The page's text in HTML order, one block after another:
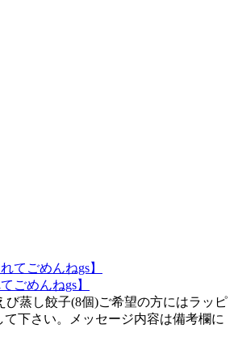
ごめんねgs】
蒸し餃子(8個)ご希望の方にはラッピ
下さい。メッセージ内容は備考欄に